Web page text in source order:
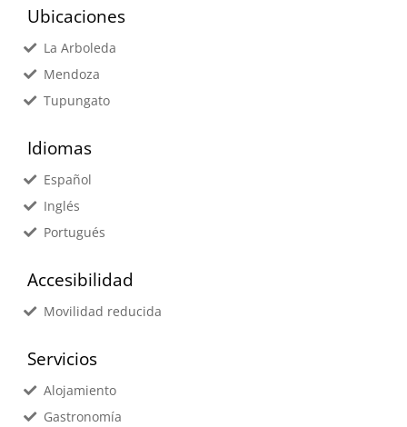
Ubicaciones
La Arboleda
Mendoza
Tupungato
Idiomas
Español
Inglés
Portugués
Accesibilidad
Movilidad reducida
Servicios
Alojamiento
Gastronomía